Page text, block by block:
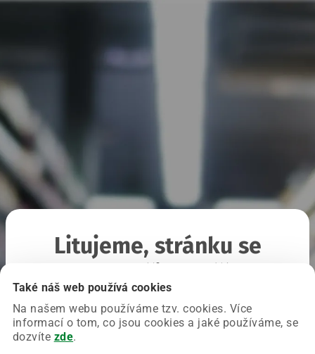
Také náš web používá cookies
Na našem webu používáme tzv. cookies. Více
informací o tom, co jsou cookies a jaké používáme, se
dozvíte zde.
Litujeme, stránku se
Chyba nastala na naší straně a už ji opravujeme.
Zkuste prosím znovu načíst požadovanou stránku.